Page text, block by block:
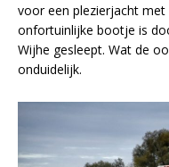
voor een plezierjacht
onfortuinlijke bootje is
Wijhe gesleept. Wat de
onduidelijk.